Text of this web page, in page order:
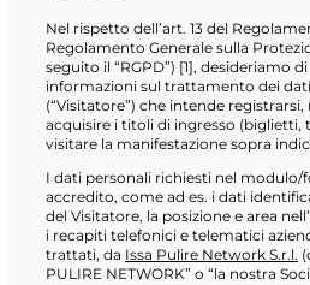
Nel rispetto dell’art. 13 del
Regolamento Generale sulla
seguito il “RGPD”) [1], desideriamo
informazioni sul trattamento dei
(“Visitatore”) che intende
acquisire i titoli di ingresso (biglietti,
visitare la manifestazione sopra
I dati personali richiesti nel modulo/
accredito, come ad es. i dati
del Visitatore, la posizione e area
i recapiti telefonici e telematici
trattati, da Issa Pulire Network S.r.l.
PULIRE NETWORK” o “la nostra